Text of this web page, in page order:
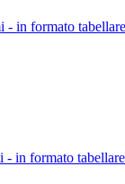
- in formato tabellare
in formato tabellare